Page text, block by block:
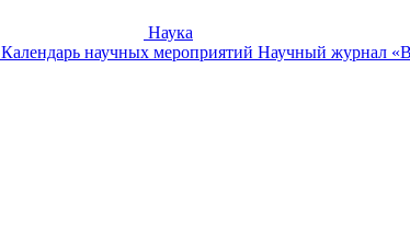
Наука
Календарь научных мероприятий Научный журнал